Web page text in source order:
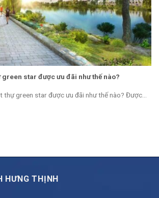
green star được ưu đãi như thế nào?
thự green star được ưu đãi như thế nào? Được...
HƯNG THỊNH